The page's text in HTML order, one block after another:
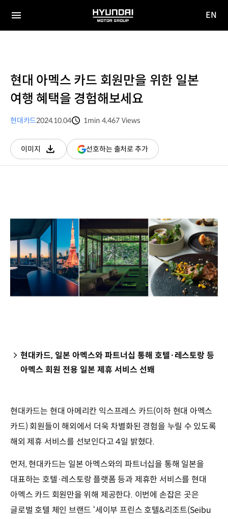
전체
HYUNDAI
MOTOR
EN
현대 아멕스 카드 회원만을 위한 일본
여행 혜택을 경험해보세요
현대카드2024.10.04
1min 4,467 Views
이미지
다운로드
선호하는 출처로 추가(새
창
현대카드, 일본 아멕스와 파트너십 통해 호텔·레스토랑 등
아멕스 회원 전용 일본 제휴 서비스 선봬
현대카드는 현대 아메리칸 익스프레스 카드(이하 현대 아멕스
카드) 회원들이 해외에서 더욱 차별화된 경험을 누릴 수 있도록
해외 제휴 서비스를 선보인다고 4일 밝혔다.
먼저, 현대카드는 일본 아멕스와의 파트너십을 통해 일본을
대표하는 호텔·레스토랑 플랫폼 등과 제휴한 서비스를 현대
아멕스 카드 회원만을 위해 제공한다. 이번에 손잡은 곳은
글로벌 호텔 체인 브랜드 ‘세이부 프린스 호텔&리조트(Seibu